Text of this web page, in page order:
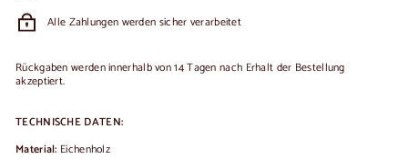
Alle Zahlungen werden sicher verarbeitet
Rückgaben werden innerhalb von 14 Tagen nach Erhalt der Bestellung
akzeptiert.
TECHNISCHE DATEN:
Material: Eichenholz